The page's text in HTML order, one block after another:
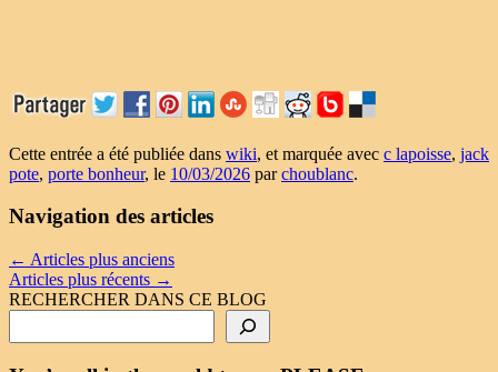
Cette entrée a été publiée dans wiki, et marquée avec c lapoisse, jack
pote, porte bonheur, le 10/03/2026 parchoublanc.
Navigation des articles
← Articles plus anciens
Articles plus récents →
RECHERCHER DANS CE BLOG